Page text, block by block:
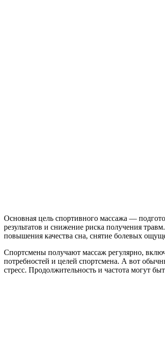
Основная цель спортивного массажа —
результатов и снижение риска получения
повышения качества сна, снятие болевых
Спортсмены получают массаж регулярно,
потребностей и целей спортсмена. А вот
стресс. Продолжительность и частота могут